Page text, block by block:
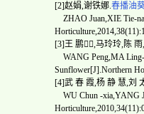
[2]赵娟,谢铁娜.春播油
ZHAO Juan,XIE Tie-
[3]王 鹏,马玲玲,陈 雨
WANG Peng,MA Ling-
Sunflower[J].Northern
[4]武 春 霞,杨 静 慧,刘
WU Chun -xia,YANG